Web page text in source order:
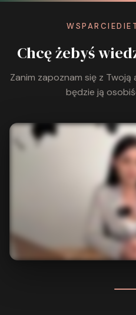
Chcę żebyś
Zanim zapoznam się z
będzie ją